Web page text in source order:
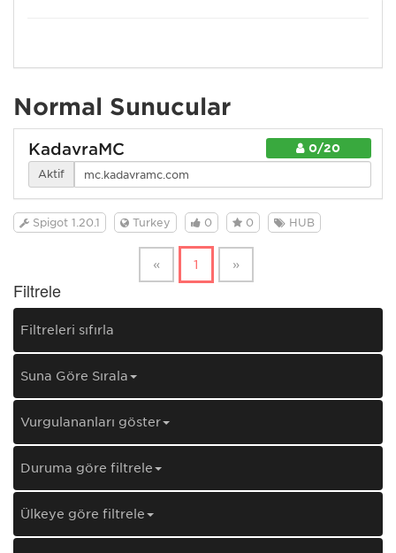
Normal Sunucular
0/20
KadavraMC
Aktif
Spigot 1.20.1 Turkey 0 0 HUB
« 1 »
Filtrele
Filtreleri sıfırla
Şuna Göre Sırala
Vurgulananları göster
Duruma göre filtrele
Ülkeye göre filtrele